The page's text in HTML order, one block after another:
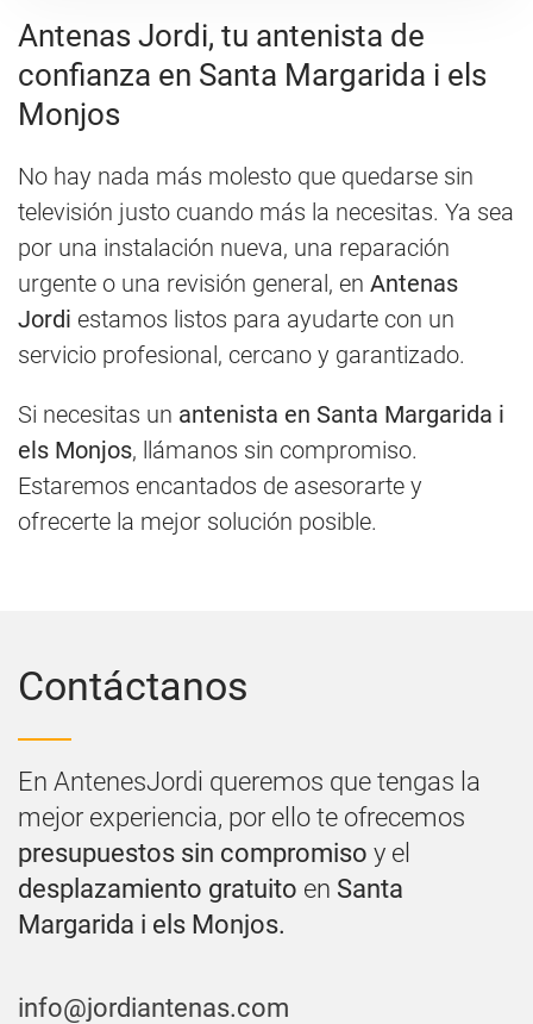
Antenas Jordi, tu antenista de
confianza en Santa Margarida i els
Monjos
No hay nada más molesto que quedarse sin
televisión justo cuando más la necesitas. Ya sea
por una instalación nueva, una reparación
urgente o una revisión general, en Antenas
Jordi estamos listos para ayudarte con un
servicio profesional, cercano y garantizado.
Si necesitas un antenista en Santa Margarida i
els Monjos, llámanos sin compromiso.
Estaremos encantados de asesorarte y
ofrecerte la mejor solución posible.
Contáctanos
En AntenesJordi queremos que tengas la
mejor experiencia, por ello te ofrecemos
presupuestos sin compromiso y el
desplazamiento gratuito en Santa
Margarida i els Monjos.
info@jordiantenas.com